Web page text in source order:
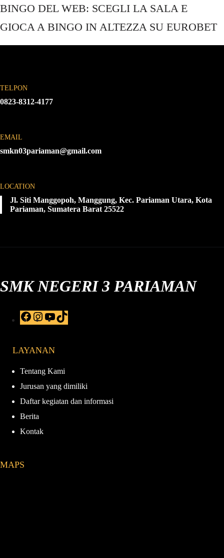
BINGO DEL WEB: SCEGLI LA SALA E
GIOCA A BINGO IN ALTEZZA SU EUROBET
TELPON
0823-8312-4177
EMAIL
smkn03pariaman@gmail.com
LOCATION
Jl. Siti Manggopoh, Manggung, Kec. Pariaman Utara, Kota
Pariaman, Sumatera Barat 25522
SMK NEGERI 3 PARIAMAN
F
a
b
o
I
n
a
r
a
m
Y
o
e
i
LAYANAN
Tentang Kami
Jurusan yang dimiliki
Daftar kegiatan dan informasi
Berita
Kontak
MAPS